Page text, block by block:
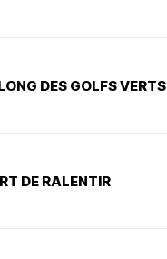
DES GOLFS VERTS
DE RALENTIR